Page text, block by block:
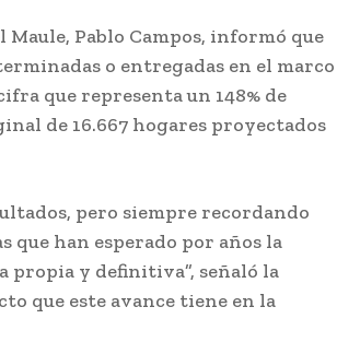
Pablo Campos, informó que
o entregadas en el marco
que representa un 148% de
de 16.667 hogares proyectados
pero siempre recordando
que han esperado por años la
y definitiva”, señaló la
que este avance tiene en la